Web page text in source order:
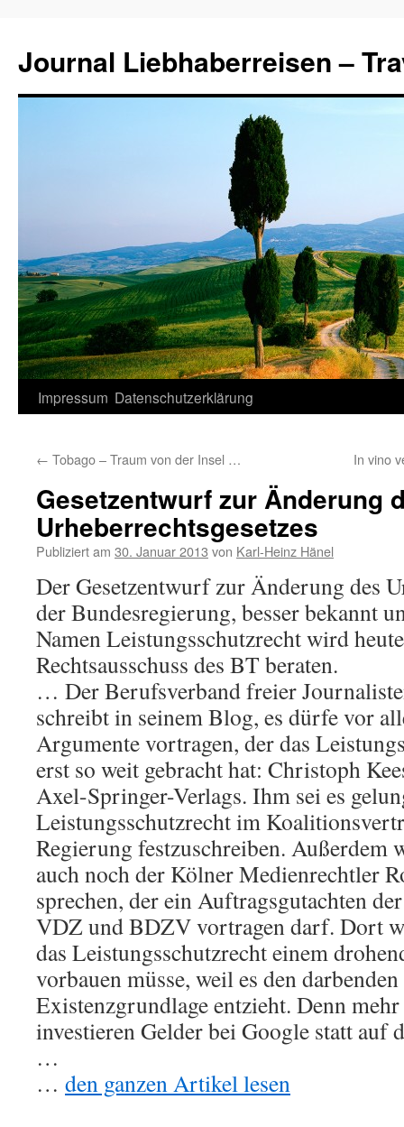
Journal Liebhaberreisen –
Zum
springen
Impressum Datenschutzerklärung
← Tobago – Traum von der Insel … In vino
Gesetzentwurf zur Änderung
Urheberrechtsgesetzes
Publiziert am 30. Januar 2013 von Karl-Heinz Hänel
Der Gesetzentwurf zur Änderung des
der Bundesregierung, besser bekannt
Namen Leistungsschutzrecht wird
Rechtsausschuss des BT beraten.
… Der Berufsverband freier
schreibt in seinem Blog, es dürfe vor
Argumente vortragen, der das
erst so weit gebracht hat: Christoph
Axel-Springer-Verlags. Ihm sei es
Leistungsschutzrecht im
Regierung festzuschreiben. Außerdem
auch noch der Kölner Medienrechtler
sprechen, der ein Auftragsgutachten
VDZ und BDZV vortragen darf. Dort
das Leistungsschutzrecht einem
vorbauen müsse, weil es den
Existenzgrundlage entzieht. Denn
investieren Gelder bei Google statt auf
…
… den ganzen Artikel lesen